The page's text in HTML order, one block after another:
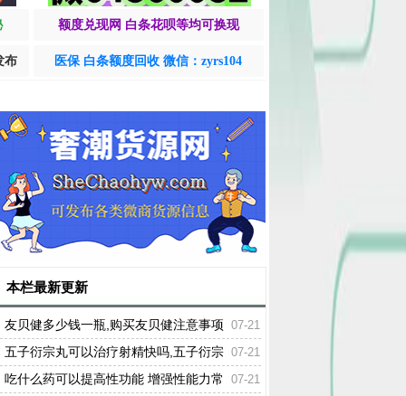
额度兑现网 白条花呗等均可换现
布 医保 白条额度回收 微信：zyrs104
栏最新更新
07-21
友贝健多少钱一瓶,购买友贝健注意事项
07-21
五子衍宗丸可以治疗射精快吗,五子衍宗
丸的功效与作用 07-21
吃什么药可以提高性功能 增强性能力常